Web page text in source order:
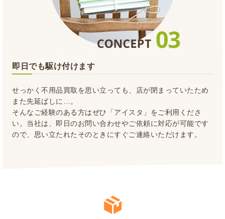
即日でも駆け付けます
せっかく不用品買取を思い立っても、店が閉まっていたため
また先延ばしに…。
そんなご経験のある方はぜひ「アイスタ」をご利用くださ
い。当社は、即日のお問い合わせやご依頼に対応が可能です
ので、思い立たれたそのときにすぐご連絡いただけます。